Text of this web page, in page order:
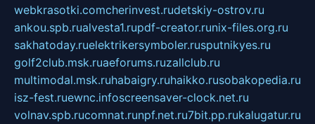
webkrasotki.comcherinvest.rudetskiy-ostrov.ru
ankou.spb.rualvesta1.rupdf-creator.runix-files.org.ru
sakhatoday.ruelektrikersymboler.rusputnikyes.ru
golf2club.msk.ruaeforums.ruzallclub.ru
multimodal.msk.ruhabaigry.ruhaikko.rusobakopedia.ru
isz-fest.ruewnc.infoscreensaver-clock.net.ru
volnav.spb.rucomnat.runpf.net.ru7bit.pp.rukalugatur.ru